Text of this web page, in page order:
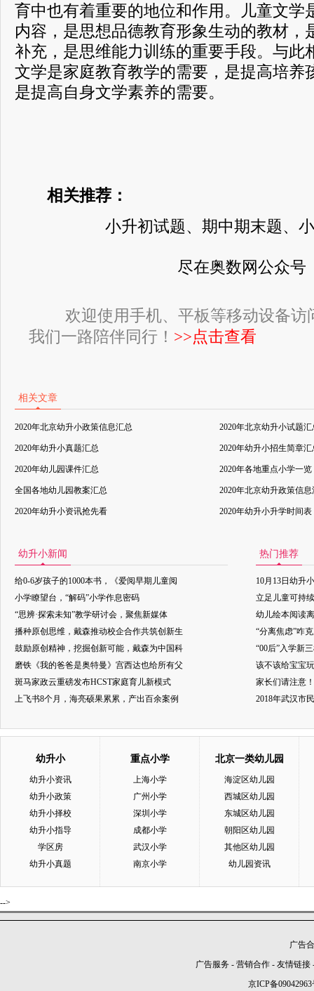
育中也有着重要的地位和作用。儿童文学
内容，是思想品德教育形象生动的教材，
补充，是思维能力训练的重要手段。与此
文学是家庭教育教学的需要，是提高培养
是提高自身文学素养的需要。
相关推荐：
小升初试题、期中期末题、
尽在奥数网公众号
欢迎使用手机、平板等移动设备访
我们一路陪伴同行！ >>点击查看
相关文章
2020年北京幼升小政策信息汇总 2020年北京幼升小试题汇
2020年幼升小真题汇总 2020年幼升小招生简章汇
2020年幼儿园课件汇总 2020年各地重点小学一览
全国各地幼儿园教案汇总 2020年北京幼升政策信息
2020年幼升小资讯抢先看 2020年幼升小升学时间表
幼升小新闻
给0-6岁孩子的1000本书，《爱阅早期儿童阅
小学瞭望台，“解码”小学作息密码
“思辨·探索未知”教学研讨会，聚焦新媒体
播种原创思维，戴森推动校企合作共筑创新生
鼓励原创精神，挖掘创新可能，戴森为中国科
磨铁《我的爸爸是奥特曼》宫西达也给所有父
斑马家政云重磅发布HCST家庭育儿新模式
上飞书8个月，海亮硕果累累，产出百余案例
热门推荐
10月13日幼升
立足儿童可持
幼儿绘本阅读
“分离焦虑”咋
“00后”入学新
该不该给宝宝
家长们请注意
2018年武汉市
幼升小
幼升小资讯
幼升小政策
幼升小择校
幼升小指导
学区房
幼升小真题
重点小学
上海小学
广州小学
深圳小学
成都小学
武汉小学
南京小学
北京一类幼儿园
海淀区幼儿园
西城区幼儿园
东城区幼儿园
朝阳区幼儿园
其他区幼儿园
幼儿园资讯
-->
广告
广告服务 - 营销合作 - 友情链接
京ICP备09042963